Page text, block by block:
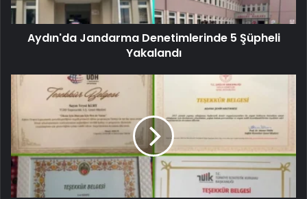
Aydın'da Jandarma Denetimlerinde 5 Şüpheli
Yakalandı